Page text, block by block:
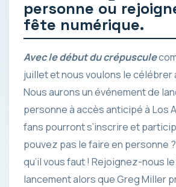
personne ou
fête numérique.
Avec le début du crépuscule
juillet et nous voulons le célébrer
Nous aurons un événement de
personne à accès anticipé à Los
fans pourront s’inscrire et
pouvez pas le faire en personne
qu’il vous faut ! Rejoignez-nous
lancement alors que Greg Miller